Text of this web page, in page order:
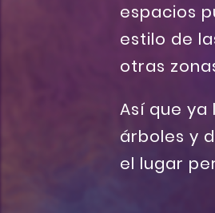
espacios
estilo de
otras
Así que ya
árboles y
el lugar